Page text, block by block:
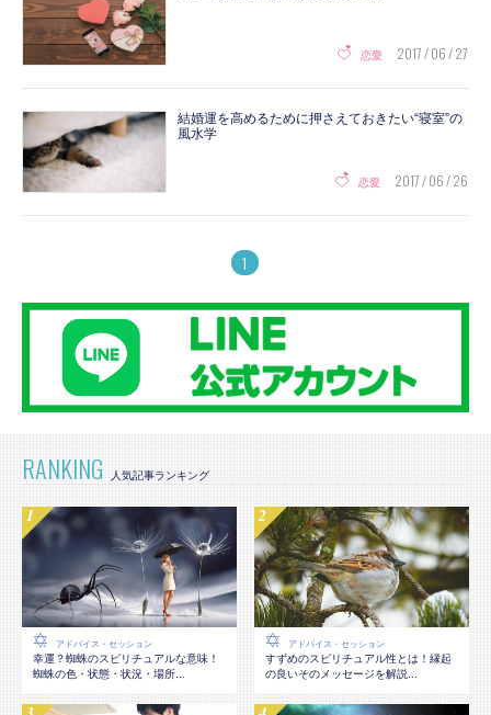
恋愛 2017 / 06 / 27
結婚運を高めるために押さえておきたい“寝室”の
風水学
恋愛 2017 / 06 / 26
1
RANKING
アドバイス・セッション
幸運？蜘蛛のスピリチュアルな意味！
蜘蛛の色・状態・状況・場所...
アドバイス・セッション
すずめのスピリチュアル性とは！縁起
の良いそのメッセージを解説...